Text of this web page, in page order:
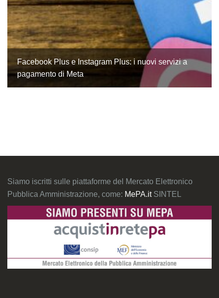
Facebook Plus e Instagram Plus: i nuovi servizi a
pagamento di Meta
Siamo iscritti sulle piattaforme del Mercato Elettronico
Pubblica Amministrazione, come: MePA.it SINTEL